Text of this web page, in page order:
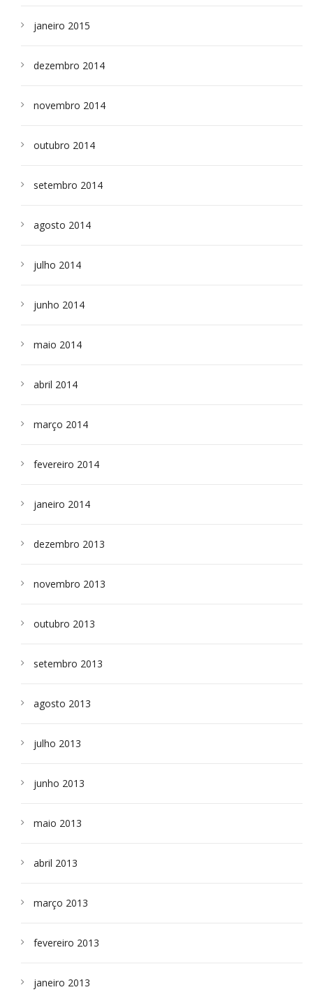
janeiro 2015
dezembro 2014
novembro 2014
outubro 2014
setembro 2014
agosto 2014
julho 2014
junho 2014
maio 2014
abril 2014
março 2014
fevereiro 2014
janeiro 2014
dezembro 2013
novembro 2013
outubro 2013
setembro 2013
agosto 2013
julho 2013
junho 2013
maio 2013
abril 2013
março 2013
fevereiro 2013
janeiro 2013